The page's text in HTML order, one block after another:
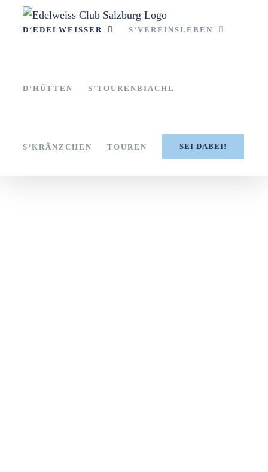
InhaltD‘EDELWEISSER S‘VEREINSLEBEN
D‘HÜTTEN S’TOURENBIACHL
S‘KRÄNZCHEN TOUREN SEI DABEI!